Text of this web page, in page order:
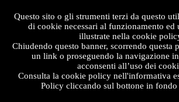
Questo sito o gli strumenti terzi da questo
di cookie necessari al funzionamento
illustrate nella cookie
Chiudendo questo banner, scorrendo questa
un link o proseguendo la navigazione
acconsenti all’uso dei
Consulta la cookie policy nell'informativa
Policy cliccando sul bottone in fondo
Menu